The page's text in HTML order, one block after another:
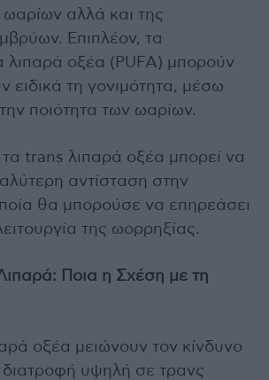
αλλά και της
Επιπλέον, τα
λιπαρά οξέα (PUFA) μπορούν
ειδικά τη γονιμότητα, μέσω
ποιότητα των ωαρίων.
τα trans λιπαρά οξέα μπορεί να
αντίσταση στην
θα μπορούσε να επηρεάσει
της ωορρηξίας.
Ποια η Σχέση με τη
οξέα μειώνουν τον κίνδυνο
υψηλή σε τρανς